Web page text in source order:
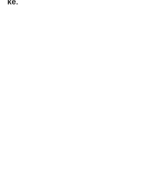
kể.